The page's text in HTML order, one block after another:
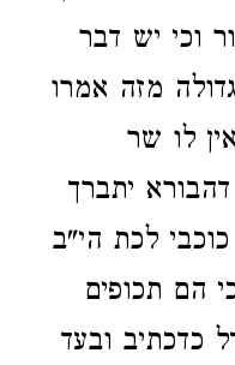
וכי יש דבר
מזה אמרו
לו שר
יתברך
לכת הי"ב
הם תכופים
כדכתיב ובעד